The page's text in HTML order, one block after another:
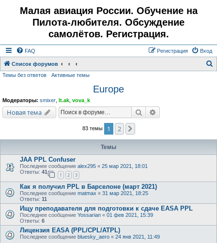
Малая авиация России. Обучение на
Пилота-любителя. Обсуждение
самолётов. Регистрация.
FAQ Вход
Регистрация
Список форумов
Темы без ответов Активные темы
Europe
Модераторы: smixer lt.ak vova_k
Новая тема Поиск
83 темы 1 2
Темы
JAA PPL Confuser
Последнее сообщение alex295 « 25 мар 2021, 18:01
Ответы: 41
1 2 3
Как я получил PPL в Барселоне (март 2021)
Последнее сообщение matmax « 31 мар 2021, 18:25
Ответы: 11
Ищу преподавателя для подготовки к сдаче EASA PPL
Последнее сообщение Yossarian « 01 фев 2021, 15:39
Ответы: 6
Лицензия EASA (PPL/CPL/ATPL)
Последнее сообщение bluesky_aero « 24 янв 2021, 11:49